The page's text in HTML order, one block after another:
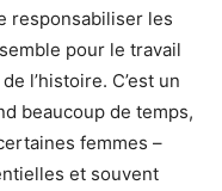
responsabiliser les
pour le travail
l’histoire. C’est un
beaucoup de temps,
femmes –
et souvent